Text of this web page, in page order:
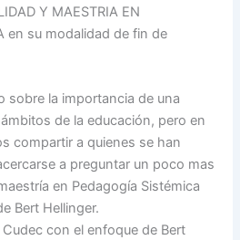
Y MAESTRIA EN
en su modalidad de fin de
sobre la importancia de una
de la educación, pero en
compartir a quienes se han
a preguntar un poco mas
en Pedagogía Sistémica
Bert Hellinger.
con el enfoque de Bert